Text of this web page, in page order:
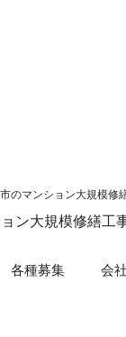
ン大規模修繕工
各種募集 会